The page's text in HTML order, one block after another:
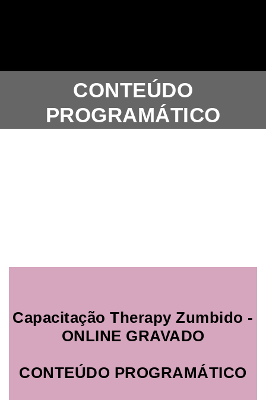
CONTEÚDO
PROGRAMÁTICO
Capacitação Therapy Zumbido -
ONLINE GRAVADO
CONTEÚDO PROGRAMÁTICO